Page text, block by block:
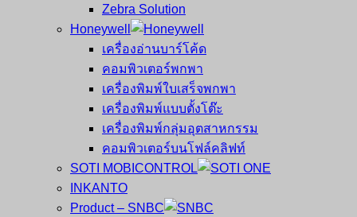
Zebra Solution
Honeywell
เครื่องอ่านบาร์โค้ด
คอมพิวเตอร์พกพา
เครื่องพิมพ์ใบเสร็จพกพา
เครื่องพิมพ์แบบตั้งโต๊ะ
เครื่องพิมพ์กลุ่มอุตสาหกรรม
คอมพิวเตอร์บนโฟล์คลิฟท์
SOTI MOBICONTROL
INKANTO
Product – SNBC